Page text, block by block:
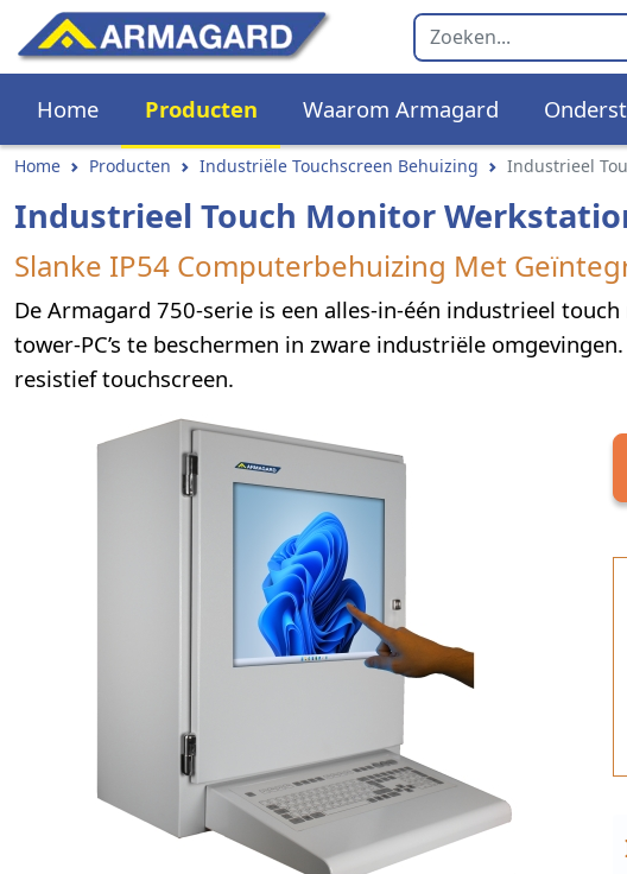
Home Producten Waarom Armagard
Home Producten Industriële Touchscreen Behuizing Industrieel
Industrieel Touch Monitor
Slanke IP54 Computerbehuizing Met
De Armagard 750-serie is een alles-in-één industrieel
tower-PC’s te beschermen in zware industriële
resistief touchscreen.